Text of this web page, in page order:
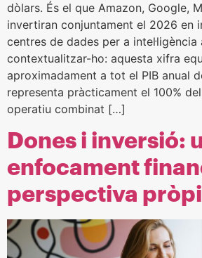
dòlars. És el que Amazon, Google,
invertiran conjuntament el 2026 en
centres de dades per a
contextualitzar-ho: aquesta xifra
aproximadament a tot el PIB anual
representa pràcticament el 100%
operatiu combinat […]
Dones i inversió:
enfocament
perspectiva